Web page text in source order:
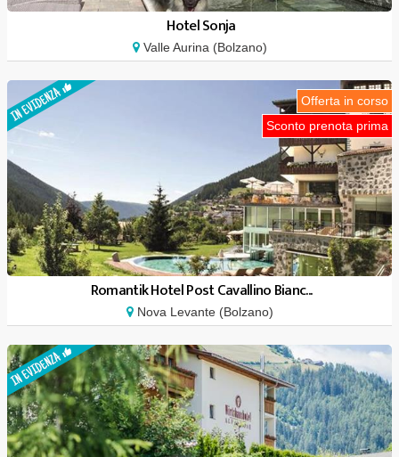
Hotel Sonja
Valle Aurina (Bolzano)
Offerta in corso
Sconto prenota prima
Romantik Hotel Post Cavallino Bianc...
Nova Levante (Bolzano)